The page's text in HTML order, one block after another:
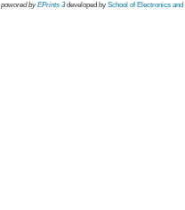
powored byEPrints 3 developed by School of Electronics